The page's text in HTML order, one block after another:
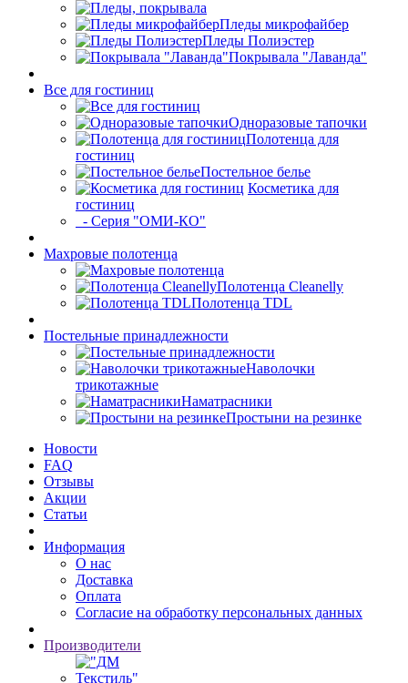
Пледы микрофайбер
Пледы Полиэстер
Покрывала "Лаванда"
Все для гостиниц
Одноразовые тапочки
Полотенца для
гостиниц
Постельное белье
Косметика для
гостиниц
- Серия "ОМИ-КО"
Махровые полотенца
Полотенца Cleanelly
Полотенца TDL
Постельные принадлежности
Наволочки
трикотажные
Наматрасники
Простыни на резинке
Новости
FAQ
Отзывы
Акции
Статьи
Информация
О нас
Доставка
Оплата
Согласие на обработку персональных данных
Производители